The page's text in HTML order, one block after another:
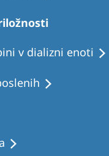
v dializni enoti